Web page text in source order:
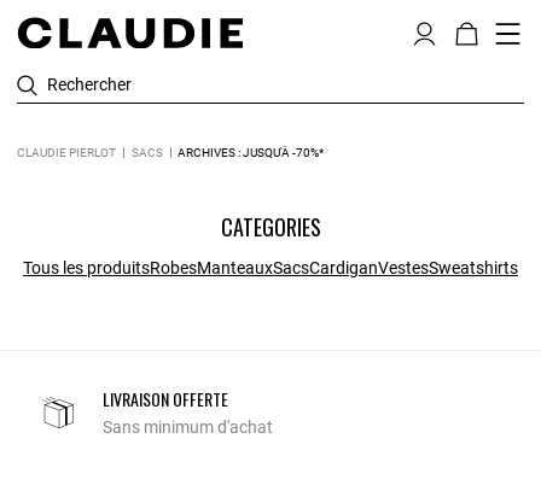
Rechercher
CLAUDIE PIERLOT SACS ARCHIVES : JUSQU'À -70%*
CATEGORIES
Tous les produitsRobesManteauxSacsCardiganVestesSweatshirts
LIVRAISON OFFERTE
Sans minimum d'achat